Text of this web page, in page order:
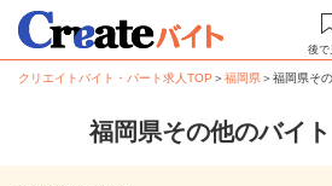
後で
クリエイトバイト・パート求人TOP ＞福岡県＞福岡県そ
福岡県その他のバイ